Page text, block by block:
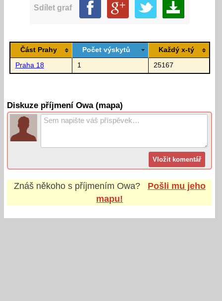
Sdílet graf
Část Prahy Počet výskytů Každý x-tý
Praha 18 1 25167
Diskuze příjmení Owa (mapa)
Znáš někoho s příjmením Owa?
Pošli mu jeho
mapu!